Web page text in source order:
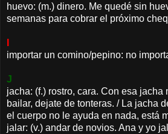
huevo: (m.) dinero. Me quedé sin
semanas para cobrar el próximo
importar un comino/pepino: no
J
jacha: (f.) rostro, cara. Con esa jacha
bailar, dejate de tonteras. / La jacha
el cuerpo no le ayuda en nada, está
jalar: (v.) andar de novios. Ana y yo